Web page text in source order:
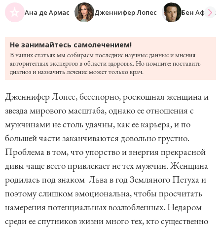
Ана де Армас Дженнифер Лопес Бен Аффлек
Не занимайтесь самолечением!
В наших статьях мы собираем последние научные данные и мнения
авторитетных экспертов в области здоровья. Но помните: поставить
диагноз и назначить лечение может только врач.
Дженнифер Лопес, бесспорно, роскошная женщина и
звезда мирового масштаба, однако ее отношения с
мужчинами не столь удачны, как ее карьера, и по
большей части заканчиваются довольно грустно.
Проблема в том, что упорство и энергия прекрасной
дивы чаще всего привлекает не тех мужчин. Женщина
родилась под знаком Льва в год Земляного Петуха и
поэтому слишком эмоциональна, чтобы просчитать
намерения потенциальных возлюбленных. Недаром
среди ее спутников жизни много тех, кто существенно